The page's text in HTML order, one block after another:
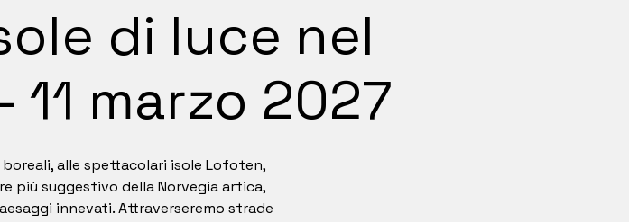
di luce nel
11 marzo 2027
alle spettacolari isole Lofoten,
più suggestivo della Norvegia artica,
innevati. Attraverseremo strade